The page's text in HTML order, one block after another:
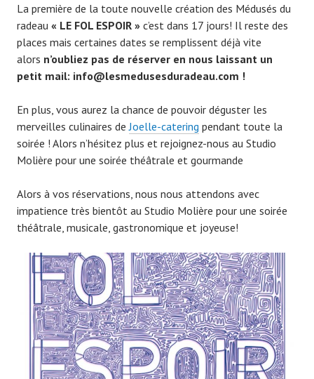
La première de la toute nouvelle création des Médusés du
radeau « LE FOL ESPOIR » c’est dans 17 jours! Il reste des
places mais certaines dates se remplissent déjà vite
alors n’oubliez pas de réserver en nous laissant un
petit mail: info@lesmedusesduradeau.com !
En plus, vous aurez la chance de pouvoir déguster les
merveilles culinaires deJoelle-catering pendant toute la
soirée ! Alors n’hésitez plus et rejoignez-nous au Studio
Molière pour une soirée théâtrale et gourmande
Alors à vos réservations, nous nous attendons avec
impatience très bientôt au Studio Molière pour une soirée
théâtrale, musicale, gastronomique et joyeuse!